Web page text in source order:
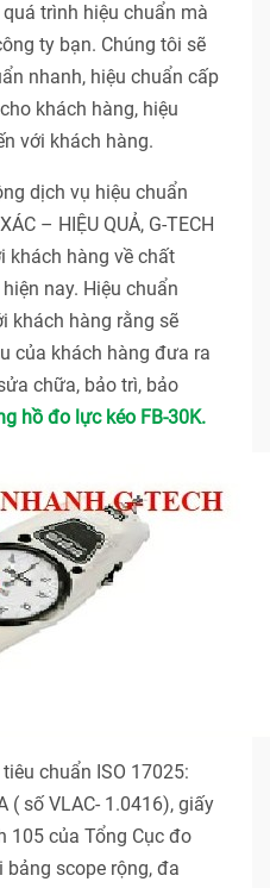
trình hiệu chuẩn mà
ty bạn. Chúng tôi sẽ
nhanh, hiệu chuẩn cấp
khách hàng, hiệu
với khách hàng.
dịch vụ hiệu chuẩn
– HIỆU QUẢ, G-TECH
khách hàng về chất
nay. Hiệu chuẩn
khách hàng rằng sẽ
của khách hàng đưa ra
chữa, bảo trì, bảo
hồ đo lực kéo FB-30K.
chuẩn ISO 17025:
( số VLAC- 1.0416), giấy
105 của Tổng Cục đo
scope rộng, đa